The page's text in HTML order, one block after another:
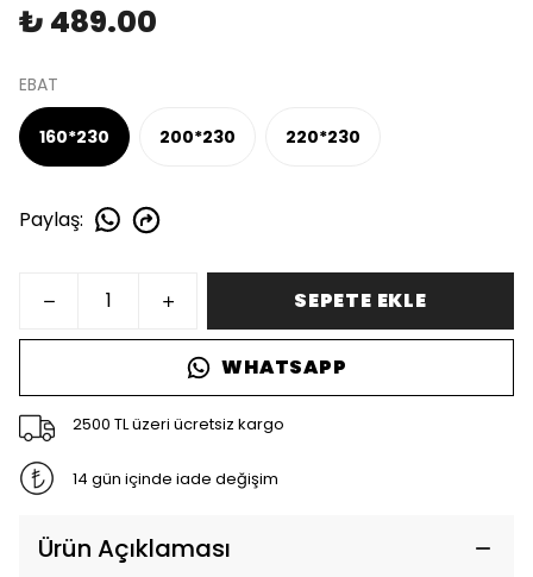
₺ 489.00
EBAT
160*230 200*230 220*230
Paylaş:
SEPETE EKLE
WHATSAPP
2500 TL üzeri ücretsiz kargo
14 gün içinde iade değişim
Ürün Açıklaması